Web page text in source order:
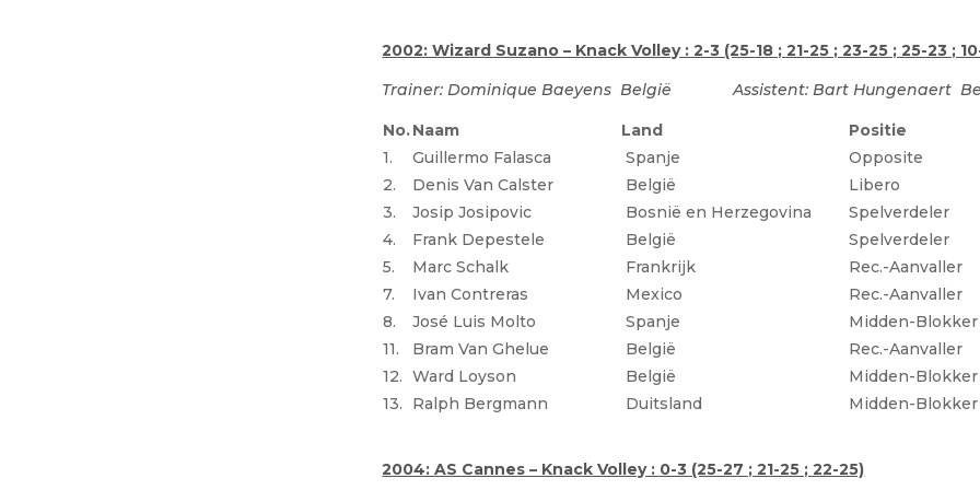
2002: Wizard Suzano – Knack Volley : 2-3 (25-18 ; 21-25 ; 23-25 ; 25-23 ;
Trainer: Dominique Baeyens België Assistent: Bart Hungenaert
No.Naam Land
Positie
1.
Guillermo Falasca Spanje
Opposite
2.
Denis Van Calster België
Libero
3.
Josip Josipovic Bosnië en Herzegovina
Spelverdeler
4.
Frank Depestele België
Spelverdeler
5.
Marc Schalk Frankrijk
Rec.-Aanvaller
7.
Ivan Contreras Mexico
Rec.-Aanvaller
8.
José Luis Molto Spanje
Midden-Blokker
11.
Bram Van Ghelue België
Rec.-Aanvaller
12. Ward Loyson België
Midden-Blokker
13.
Ralph Bergmann Duitsland Midden-Blokker
2004: AS Cannes – Knack Volley : 0-3 (25-27 ; 21-25 ; 22-25)